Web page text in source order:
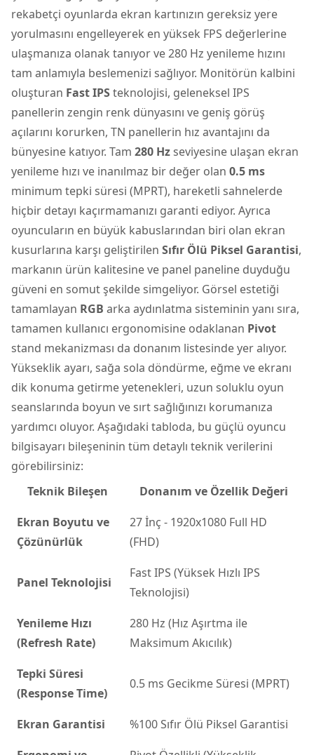
rekabetçi oyunlarda ekran kartınızın gereksiz yere
yorulmasını engelleyerek en yüksek FPS değerlerine
ulaşmanıza olanak tanıyor ve 280 Hz yenileme hızını
tam anlamıyla beslemenizi sağlıyor. Monitörün kalbini
oluşturan Fast IPSteknolojisi, geleneksel IPS
panellerin zengin renk dünyasını ve geniş görüş
açılarını korurken, TN panellerin hız avantajını da
bünyesine katıyor. Tam 280 Hzseviyesine ulaşan ekran
yenileme hızı ve inanılmaz bir değer olan 0.5 ms
minimum tepki süresi (MPRT), hareketli sahnelerde
hiçbir detayı kaçırmamanızı garanti ediyor. Ayrıca
oyuncuların en büyük kabuslarından biri olan ekran
kusurlarına karşı geliştirilen Sıfır Ölü Piksel Garantisi,
markanın ürün kalitesine ve panel paneline duyduğu
güveni en somut şekilde simgeliyor. Görsel estetiği
tamamlayan RGB arka aydınlatma sisteminin yanı sıra,
tamamen kullanıcı ergonomisine odaklanan Pivot
stand mekanizması da donanım listesinde yer alıyor.
Yükseklik ayarı, sağa sola döndürme, eğme ve ekranı
dik konuma getirme yetenekleri, uzun soluklu oyun
seanslarında boyun ve sırt sağlığınızı korumanıza
yardımcı oluyor. Aşağıdaki tabloda, bu güçlü oyuncu
bilgisayarı bileşeninin tüm detaylı teknik verilerini
görebilirsiniz:
Teknik Bileşen
Donanım ve Özellik Değeri
Ekran Boyutu ve
Çözünürlük
27 İnç - 1920x1080 Full HD
(FHD)
Panel Teknolojisi
Fast IPS (Yüksek Hızlı IPS
Teknolojisi)
Yenileme Hızı
(Refresh Rate)
280 Hz (Hız Aşırtma ile
Maksimum Akıcılık)
Tepki Süresi
(Response Time)
0.5 ms Gecikme Süresi (MPRT)
Ekran Garantisi
%100 Sıfır Ölü Piksel Garantisi